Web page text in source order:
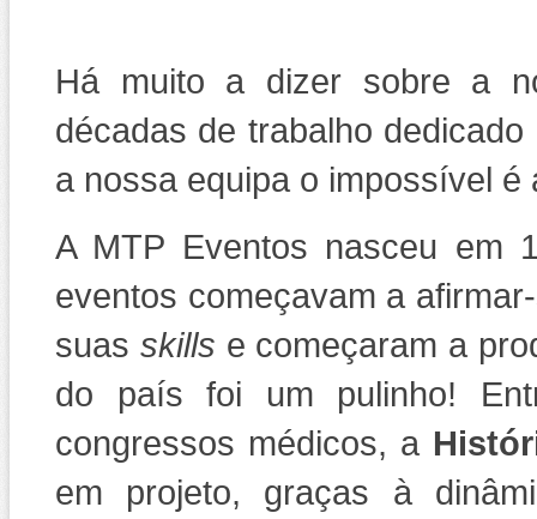
Há muito a dizer sobre a
décadas de trabalho
a nossa equipa o impossível
A MTP Eventos nasceu em
eventos começavam a
suas skills e começaram a
do país foi um pulinho!
congressos médicos, a
em projeto, graças à